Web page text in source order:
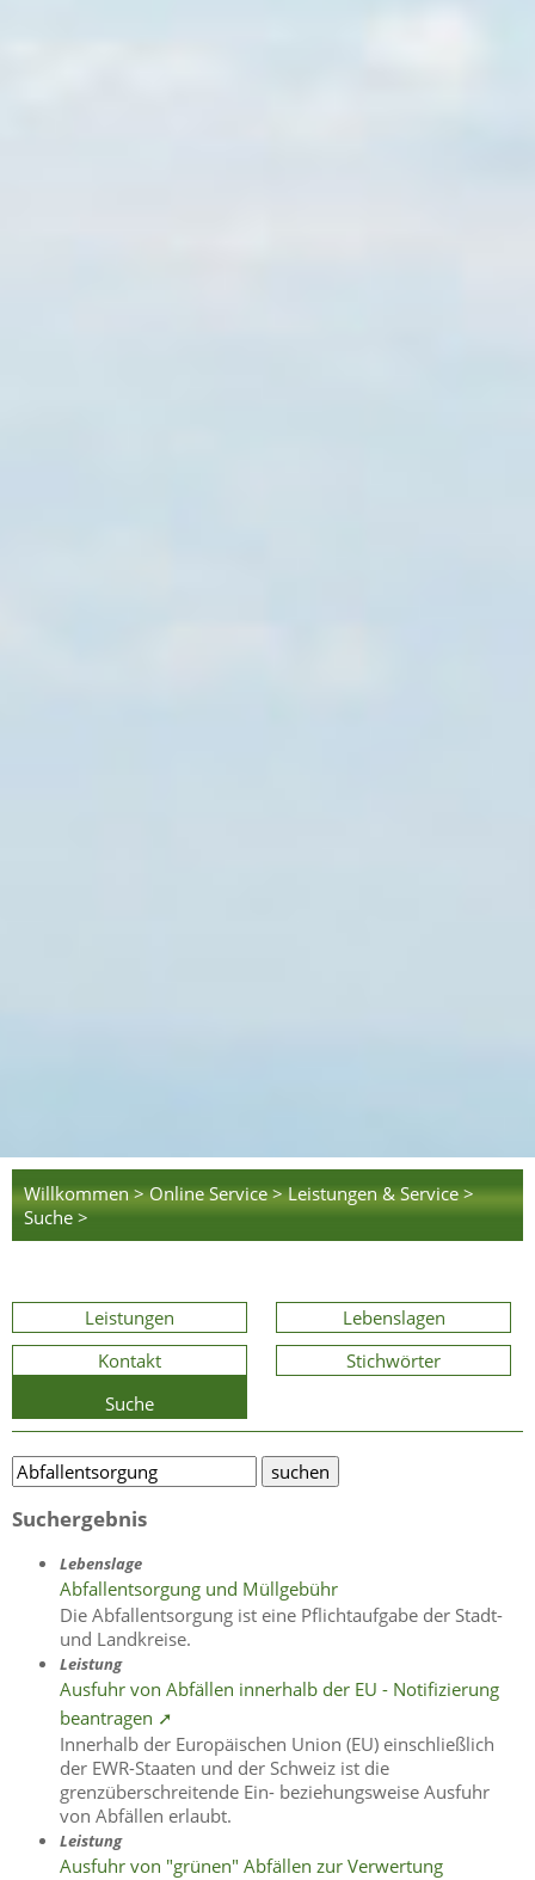
Willkommen > Online Service > Leistungen & Service >
Suche >
Leistungen
Lebenslagen
Kontakt
Stichwörter
Suche
Suchergebnis
Lebenslage
Abfallentsorgung und Müllgebühr
Die Abfallentsorgung ist eine Pflichtaufgabe der Stadt-
und Landkreise.
Leistung
Ausfuhr von Abfällen innerhalb der EU - Notifizierung
beantragen ➚
Innerhalb der Europäischen Union (EU) einschließlich
der EWR-Staaten und der Schweiz ist die
grenzüberschreitende Ein- beziehungsweise Ausfuhr
von Abfällen erlaubt.
Leistung
Ausfuhr von "grünen" Abfällen zur Verwertung